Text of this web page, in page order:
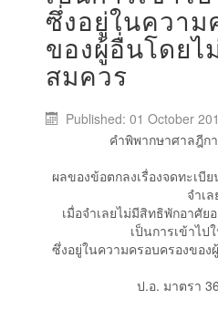
ซึ่งอยู่ในความ
ของผู้อื่นโดยไ
สมควร
Published: 01 October
คำพิพากษาศาลฎีก
ผลของข้อตกลงเรื่องจดทะเบี
จำเล
เมื่อจำเลยไม่มีสิทธิพักอาศั
เป็นการเข้าไป
ซึ่งอยู่ในความครอบครองขอ
ป.อ. มาตรา